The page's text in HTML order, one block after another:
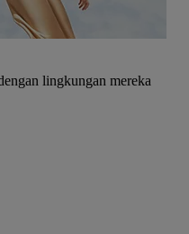
lingkungan mereka